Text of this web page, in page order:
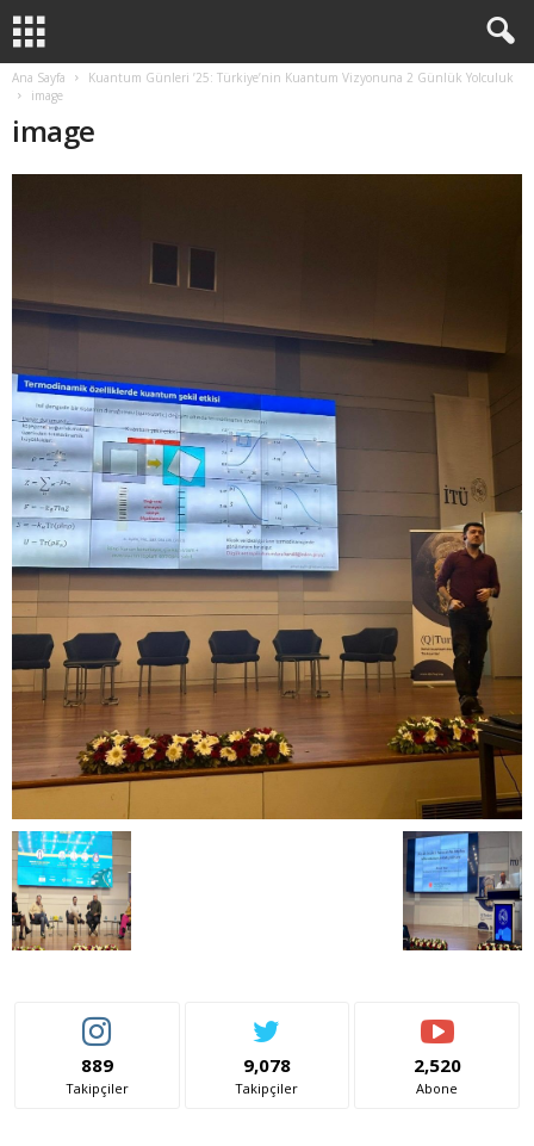
Ana Sayfa
Kuantum Günleri ’25: Türkiye’nin Kuantum Vizyonuna 2 Günlük Yolculuk
image
image
889
Takipçiler
9,078
Takipçiler
2,520
Abone